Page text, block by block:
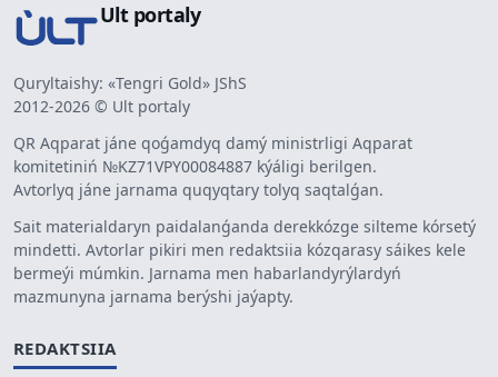
Ult portaly
Quryltaishy: «Tengri Gold» JShS
2012-2026 © Ult portaly
QR Aqparat jáne qoǵamdyq damý ministrligi Aqparat
komitetiniń №KZ71VPY00084887 kýáligi berilgen.
Avtorlyq jáne jarnama quqyqtary tolyq saqtalǵan.
Sait materialdaryn paidalanǵanda derekkózge silteme kórsetý
mindetti. Avtorlar pikiri men redaktsiia kózqarasy sáikes kele
bermeýi múmkin. Jarnama men habarlandyrýlardyń
mazmunyna jarnama berýshi jaýapty.
REDAKTSIIA